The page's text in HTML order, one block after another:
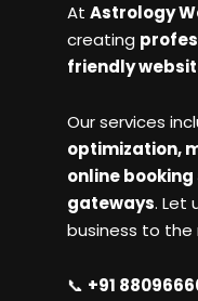
At Astrology
creating
friendly
Our services
optimization,
online
gateways. Let
business to the
📞 +91